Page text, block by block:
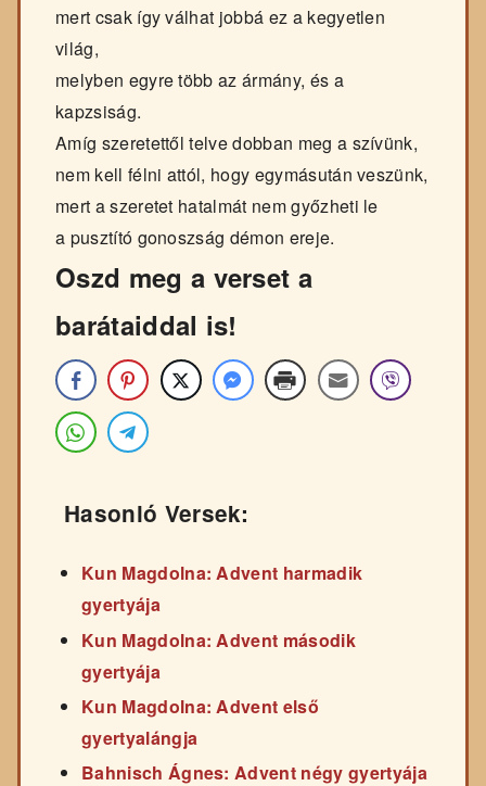
mert csak így válhat jobbá ez a kegyetlen
világ,
melyben egyre több az ármány, és a
kapzsiság.
Amíg szeretettől telve dobban meg a szívünk,
nem kell félni attól, hogy egymásután veszünk,
mert a szeretet hatalmát nem győzheti le
a pusztító gonoszság démon ereje.
Oszd meg a verset a
barátaiddal is!
Hasonló Versek:
Kun Magdolna: Advent harmadik
gyertyája
Kun Magdolna: Advent második
gyertyája
Kun Magdolna: Advent első
gyertyalángja
Bahnisch Ágnes: Advent négy gyertyája